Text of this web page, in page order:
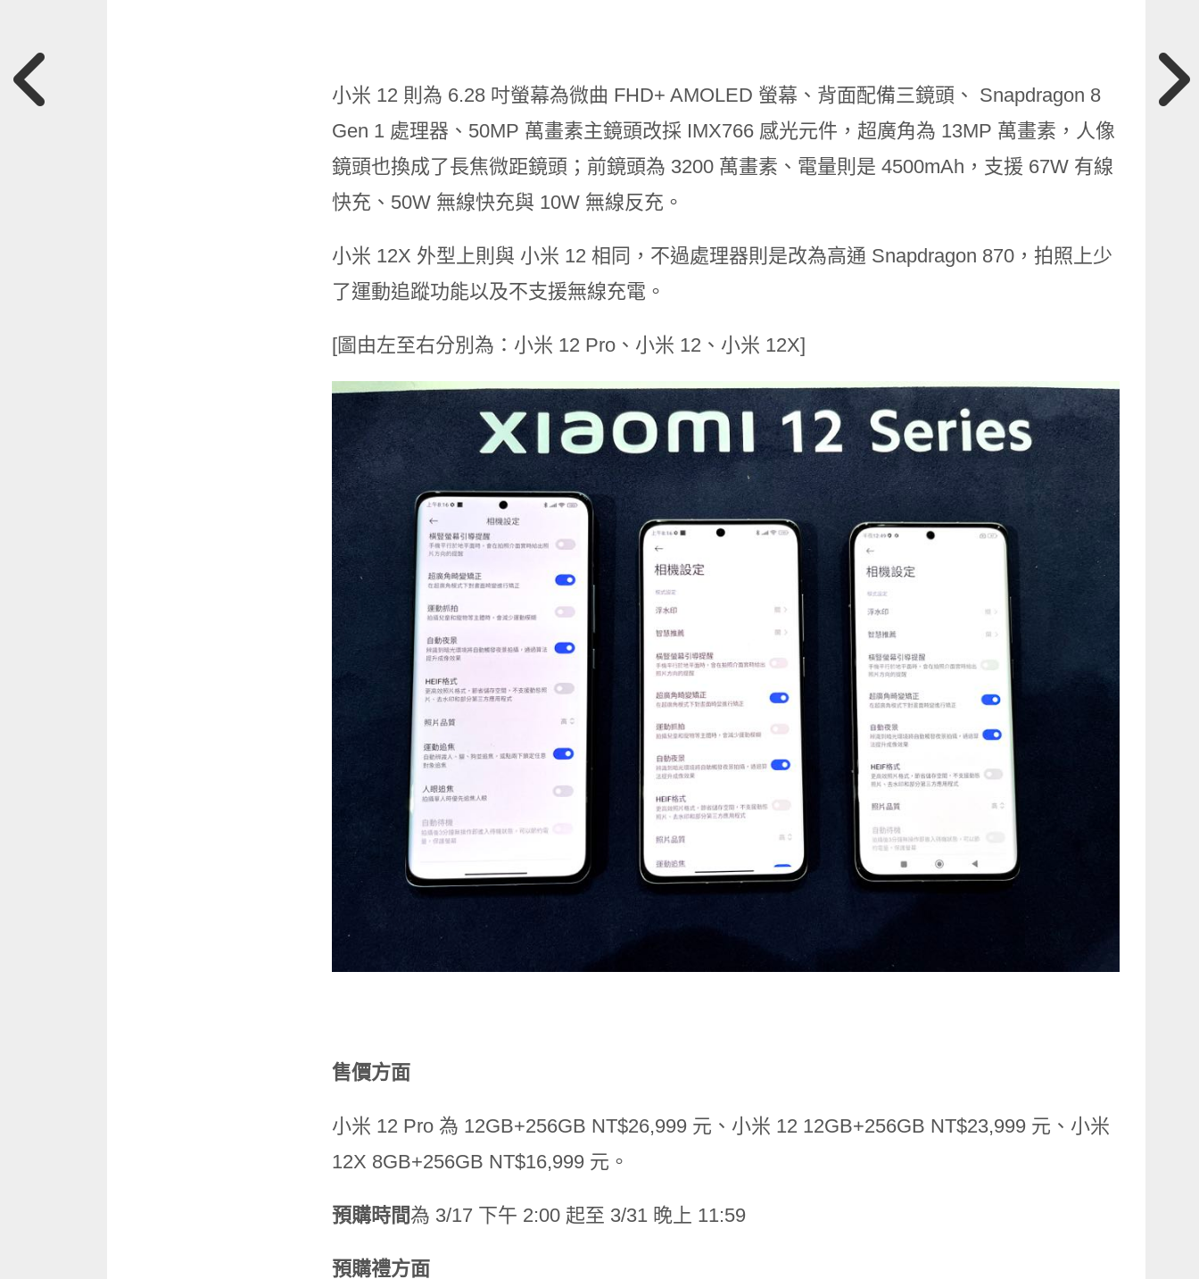
小米 12 則為 6.28 吋螢幕為微曲 FHD+ AMOLED 螢幕、背面配備三鏡頭、 Snapdragon 8
Gen 1 處理器、50MP 萬畫素主鏡頭改採 IMX766 感光元件，超廣角為 13MP 萬畫素，人像
鏡頭也換成了長焦微距鏡頭；前鏡頭為 3200 萬畫素、電量則是 4500mAh，支援 67W 有線
快充、50W 無線快充與 10W 無線反充。
小米 12X 外型上則與 小米 12 相同，不過處理器則是改為高通 Snapdragon 870，拍照上少
了運動追蹤功能以及不支援無線充電。
[圖由左至右分別為：小米 12 Pro、小米 12、小米 12X]
售價方面
小米 12 Pro 為 12GB+256GB NT$26,999 元、小米 12 12GB+256GB NT$23,999 元、小米
12X 8GB+256GB NT$16,999 元。
預購時間為 3/17 下午 2:00 起至 3/31 晚上 11:59
預購禮方面